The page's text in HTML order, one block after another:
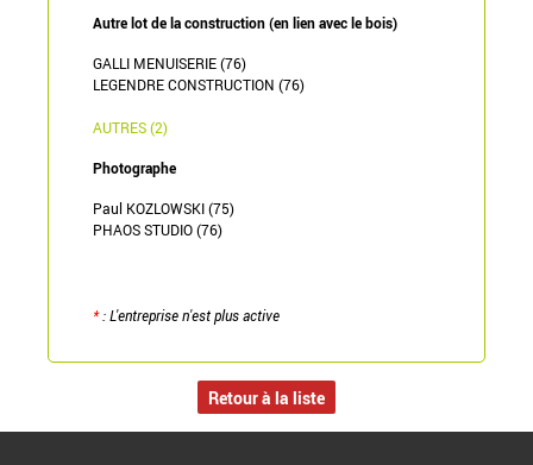
Autre lot de la construction (en lien avec le bois)
GALLI MENUISERIE (76)
LEGENDRE CONSTRUCTION (76)
AUTRES (2)
Photographe
Paul KOZLOWSKI (75)
PHAOS STUDIO (76)
*: L'entreprise n'est plus active
Retour à la liste